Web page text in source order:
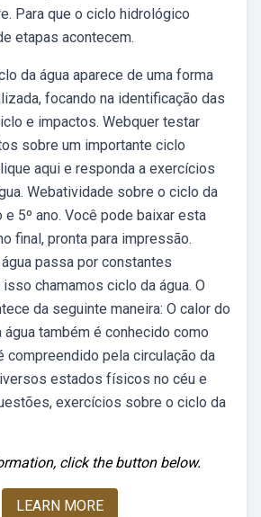
Para que o ciclo hidrológico
etapas acontecem.
da água aparece de uma forma
focando na identificação das
e impactos. Webquer testar
sobre um importante ciclo
aqui e responda a exercícios
Webatividade sobre o ciclo da
e 5º ano. Você pode baixar esta
final, pronta para impressão.
passa por constantes
chamamos ciclo da água. O
da seguinte maneira: O calor do
também é conhecido como
compreendido pela circulação da
estados físicos no céu e
exercícios sobre o ciclo da
click the button below.
LEARN MORE